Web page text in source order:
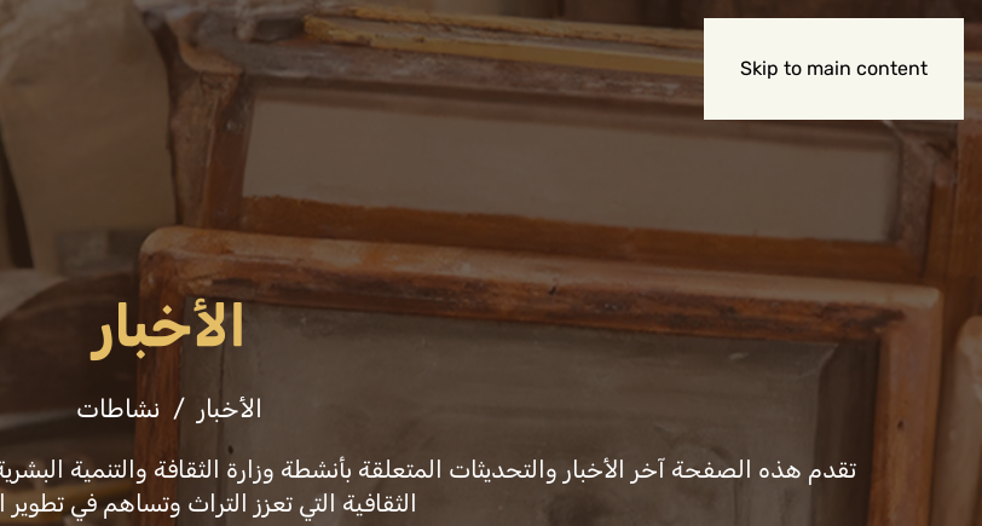
Skip to main content عن الوزارة فعاليات ثقافة وفنون
الأخبار
الأخبار نشاطات
تقدم هذه الصفحة آخر الأخبار والتحديثات المتعلقة بأنشطة وزارة الثقافة والتنمية
الثقافية التي تعزز التراث وتساهم في